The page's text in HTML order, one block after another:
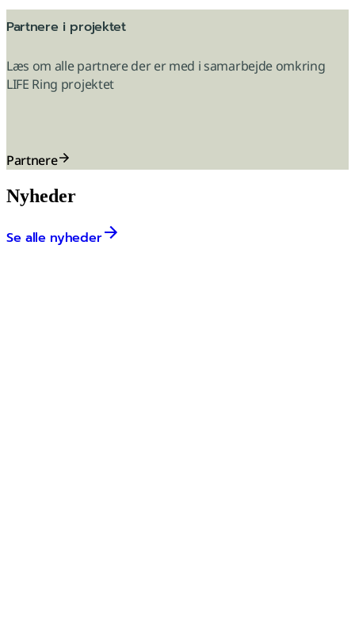
Partnere i projektet
Læs om alle partnere der er med i samarbejde omkring
LIFE Ring projektet
Partnere
Nyheder
Se alle nyheder